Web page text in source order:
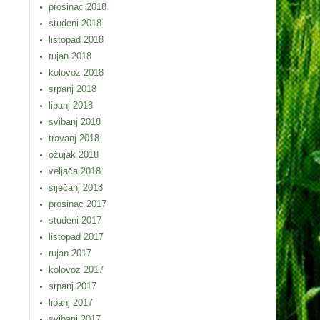
prosinac 2018
studeni 2018
listopad 2018
rujan 2018
kolovoz 2018
srpanj 2018
lipanj 2018
svibanj 2018
travanj 2018
ožujak 2018
veljača 2018
siječanj 2018
prosinac 2017
studeni 2017
listopad 2017
rujan 2017
kolovoz 2017
srpanj 2017
lipanj 2017